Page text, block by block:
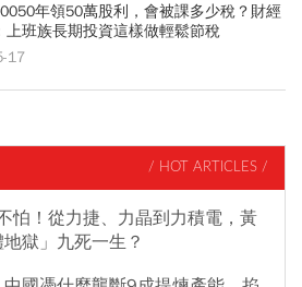
年領50萬股利，會被課多少稅？財經
上班族長期投資這樣做輕鬆節稅
17
/ HOT ARTICLES /
怕！從力捷、力晶到力積電，黃
獄」九死一生？